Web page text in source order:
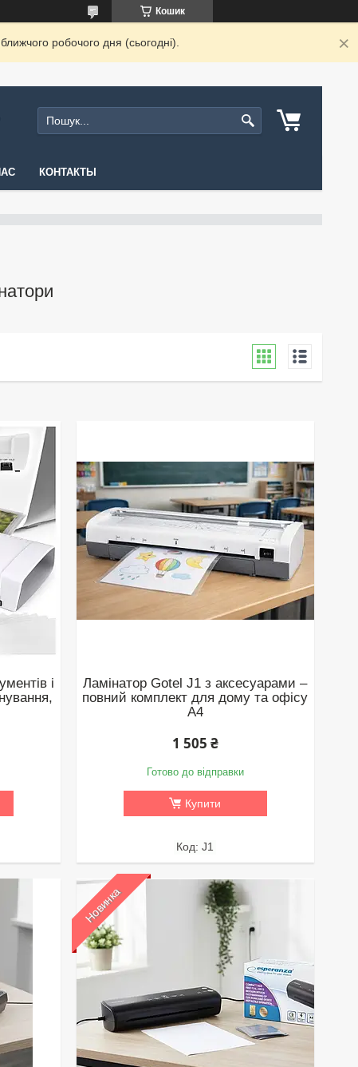
Кошик
робочого дня (сьогодні).
КОНТАКТЫ
і
Ламінатор Gotel J1 з аксесуарами –
повний комплект для дому та офісу
A4
1 505 ₴
Готово до відправки
Купити
J1
Новинка